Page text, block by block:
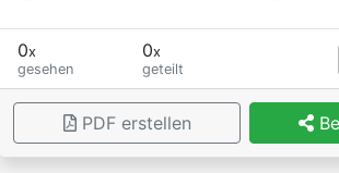
Kombination aus
Optik, einfacher
abwechslungsreichen
Bonusfunktionen sucht,
Pharaoh Slot Demo
0x
gesehen
0x
geteilt
PDF erstellen